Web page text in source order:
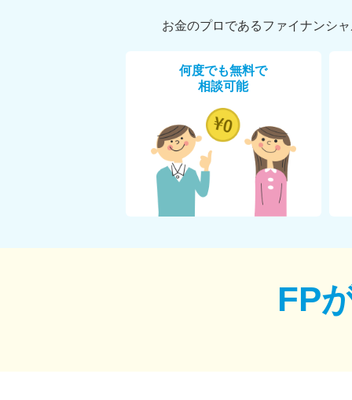
お金のプロであるファイナンシ
何度でも無料で
相談可能
FP